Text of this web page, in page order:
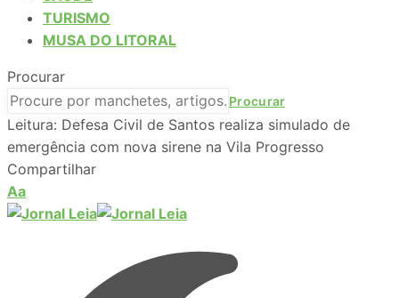
TURISMO
MUSA DO LITORAL
Procurar
Leitura: Defesa Civil de Santos realiza simulado de
emergência com nova sirene na Vila Progresso
Compartilhar
Aa